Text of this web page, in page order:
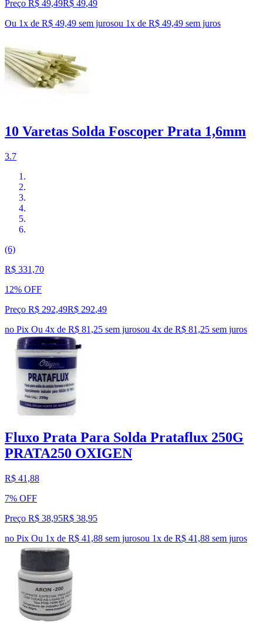
Preço R$ 49,49R$ 49,49
Ou 1x de R$ 49,49 sem jurosou 1x de R$ 49,49 sem juros
10 Varetas Solda Foscoper Prata 1,6mm
3.7
(6)
R$ 331,70
12% OFF
Preço R$ 292,49R$ 292,49
no Pix Ou 4x de R$ 81,25 sem jurosou 4x de R$ 81,25 sem juros
Fluxo Prata Para Solda Prataflux 250G
PRATA250 OXIGEN
R$ 41,88
7% OFF
Preço R$ 38,95R$ 38,95
no Pix Ou 1x de R$ 41,88 sem jurosou 1x de R$ 41,88 sem juros